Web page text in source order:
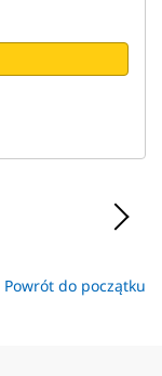
Powrót do początku